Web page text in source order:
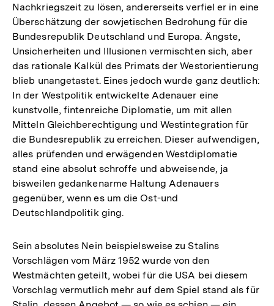
Nachkriegszeit zu lösen, andererseits verfiel er in eine
Überschätzung der sowjetischen Bedrohung für die
Bundesrepublik Deutschland und Europa. Ängste,
Unsicherheiten und Illusionen vermischten sich, aber
das rationale Kalkül des Primats der Westorientierung
blieb unangetastet. Eines jedoch wurde ganz deutlich:
In der Westpolitik entwickelte Adenauer eine
kunstvolle, fintenreiche Diplomatie, um mit allen
Mitteln Gleichberechtigung und Westintegration für
die Bundesrepublik zu erreichen. Dieser aufwendigen,
alles prüfenden und erwägenden Westdiplomatie
stand eine absolut schroffe und abweisende, ja
bisweilen gedankenarme Haltung Adenauers
gegenüber, wenn es um die Ost-und
Deutschlandpolitik ging.
Sein absolutes Nein beispielsweise zu Stalins
Vorschlägen vom März 1952 wurde von den
Westmächten geteilt, wobei für die USA bei diesem
Vorschlag vermutlich mehr auf dem Spiel stand als für